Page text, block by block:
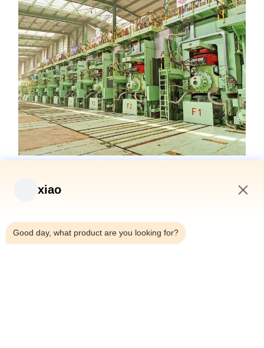
xiao
Good day, what product are you looking for?